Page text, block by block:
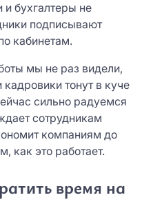
бухгалтеры не
подписывают
кабинетам.
мы не раз видели,
тонут в куче
сильно радуемся
сотрудникам
компаниям до
как это работает.
время на